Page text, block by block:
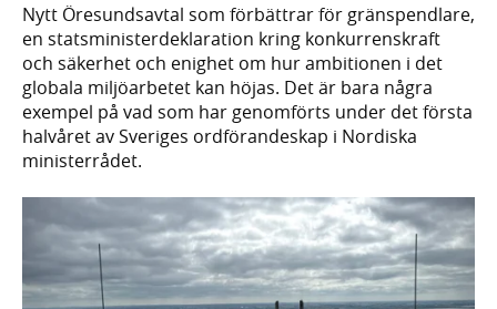
Nytt Öresundsavtal som förbättrar för gränspendlare,
en statsministerdeklaration kring konkurrenskraft
och säkerhet och enighet om hur ambitionen i det
globala miljöarbetet kan höjas. Det är bara några
exempel på vad som har genomförts under det första
halvåret av Sveriges ordförandeskap i Nordiska
ministerrådet.